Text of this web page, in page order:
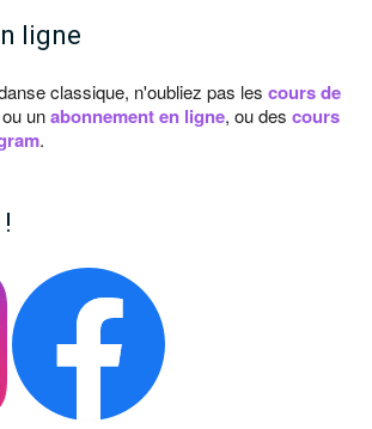
ligne
classique, n'oubliez pas les cours de
unabonnement en ligne, ou des cours
.